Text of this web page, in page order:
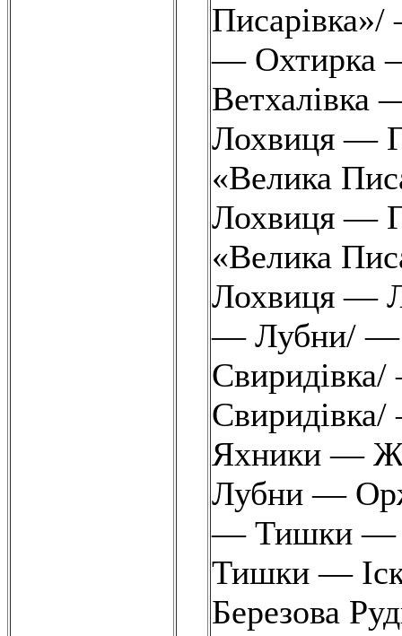
— Охтирка
Ветхалівка
Лохвиця —
«Велика
Лохвиця —
«Велика
Лохвиця —
— Лубни/ —
Яхники —
Лубни —
— Тишки —
Тишки —
Березова